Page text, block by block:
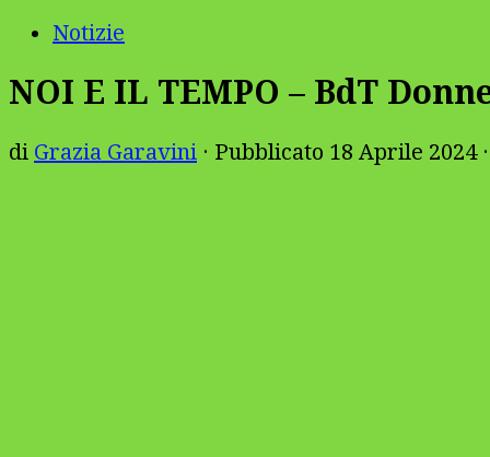
Notizie
NOI E IL TEMPO – BdT
di Grazia Garavini · Pubblicato 18 Aprile 2024